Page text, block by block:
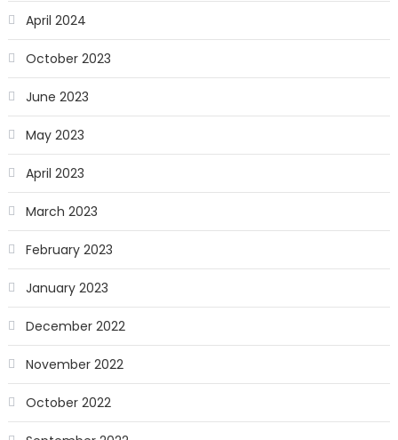
April 2024
October 2023
June 2023
May 2023
April 2023
March 2023
February 2023
January 2023
December 2022
November 2022
October 2022